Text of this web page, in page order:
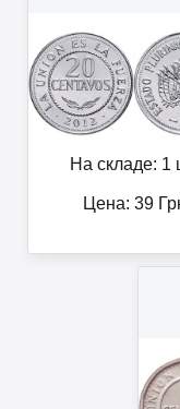
На складе: 1
Цена: 39